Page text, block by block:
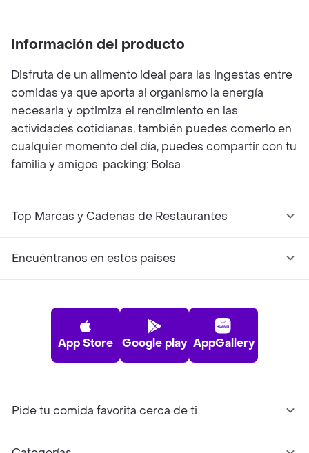
Información del producto
Disfruta de un alimento ideal para las ingestas entre
comidas ya que aporta al organismo la energía
necesaria y optimiza el rendimiento en las
actividades cotidianas, también puedes comerlo en
cualquier momento del día, puedes compartir con tu
familia y amigos. packing: Bolsa
Top Marcas y Cadenas de Restaurantes
Encuéntranos en estos países
App Store Google play AppGallery
Pide tu comida favorita cerca de ti